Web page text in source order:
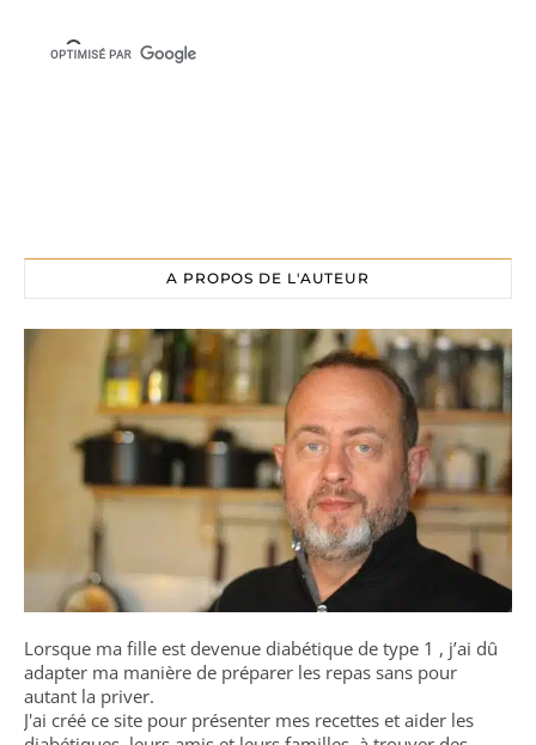
A PROPOS DE L'AUTEUR
Lorsque ma fille est devenue diabétique de type 1 , j’ai dû
adapter ma manière de préparer les repas sans pour
autant la priver.
J'ai créé ce site pour présenter mes recettes et aider les